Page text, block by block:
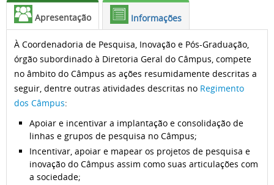
Apresentação Informações
À Coordenadoria de Pesquisa, Inovação e Pós-Graduação,
órgão subordinado à Diretoria Geral do Câmpus, compete
no âmbito do Câmpus as ações resumidamente descritas a
seguir, dentre outras atividades descritas no Regimento
dos Câmpus:
Apoiar e incentivar a implantação e consolidação de
linhas e grupos de pesquisa no Câmpus;
Incentivar, apoiar e mapear os projetos de pesquisa e
inovação do Câmpus assim como suas articulações com
a sociedade;